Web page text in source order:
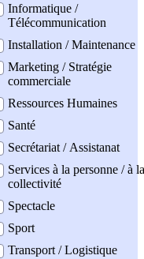
Informatique /
Télécommunication
Installation / Maintenance
Marketing / Stratégie
commerciale
Ressources Humaines
Santé
Secrétariat / Assistanat
Services à la personne / à la
collectivité
Spectacle
Sport
Transport / Logistique